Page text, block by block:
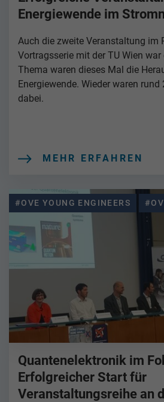
Energiewende im
Auch die zweite Veranstaltung im
Vortragsserie mit der TU Wien
Thema waren dieses Mal die
Energiewende. Wieder waren
dabei.
MEHR ERFAHREN
#OVE YOUNG ENGINEERS
Quantenelektronik im
Erfolgreicher Start für
Veranstaltungsreihe an